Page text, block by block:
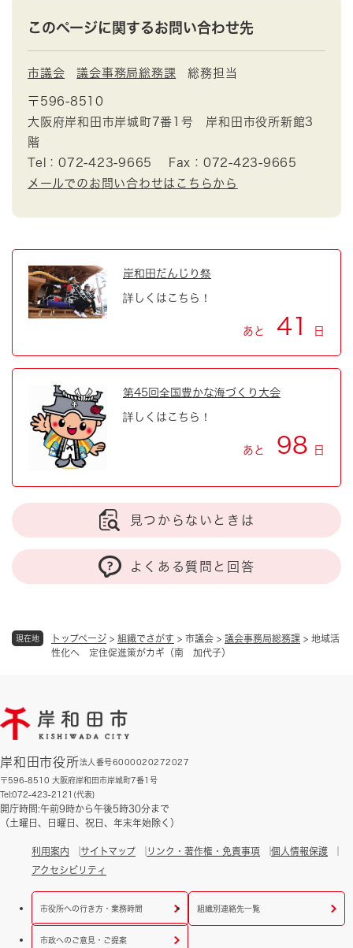
現在地 トップページ > 組織でさがす > 市議会 > 議会事務局総務課 > 地域活
性化へ 定住促進策がカギ（南 加代子）
このページに関するお問い合わせ先
市議会 議会事務局総務課 総務担当
〒596-8510
大阪府岸和田市岸城町7番1号 岸和田市役所新館3
階
Tel：072-423-9665
Fax：072-423-9665
メールでのお問い合わせはこちらから
岸和田だんじり祭
詳しくはこちら！
あと 41 日
第45回全国豊かな海づくり大会
詳しくはこちら！
あと 98 日
見つからないときは
よくある質問と回答
岸和田市役所法人番号6000020272027
〒596-8510 大阪府岸和田市岸城町7番1号
Tel:072-423-2121(代表)
開庁時間:午前9時から午後5時30分まで
（土曜日、日曜日、祝日、年末年始除く）
利用案内 サイトマップ リンク・著作権・免責事項
個人情報保護
アクセシビリティ
市役所への行き方・業務時間 組織別連絡先一覧
市政へのご意見・ご提案